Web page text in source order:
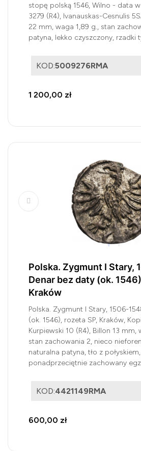
stopę polską 1546, Wilno - data
3279 (R4), Ivanauskas-Cesnulis
22 mm, waga 1,89 g., stan
patyna, lekko czyszczony, rzadki
KOD:5009276RMA
1 200,00 zł
Polska. Zygmunt I Stary,
Denar bez daty (ok.
Kraków
Polska. Zygmunt I Stary, 1506-
(ok. 1546), rozeta SP, Kraków,
Kurpiewski 10 (R4), Billon 13 mm,
stan zachowania 2, nieco
naturalna patyna, tło z
ponadprzeciętnie zachowany
KOD:4421149RMA
600,00 zł